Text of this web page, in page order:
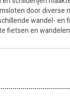
door diverse
wandel-
fietsen en